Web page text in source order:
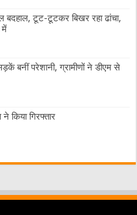
बदहाल, टूट-टूटकर बिखर रहा ढांचा,
में
बनीं परेशानी, ग्रामीणों ने डीएम से
किया गिरफ्तार